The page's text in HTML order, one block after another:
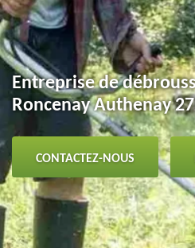
Entreprise de
Roncenay Authenay
CONTACTEZ-NOUS